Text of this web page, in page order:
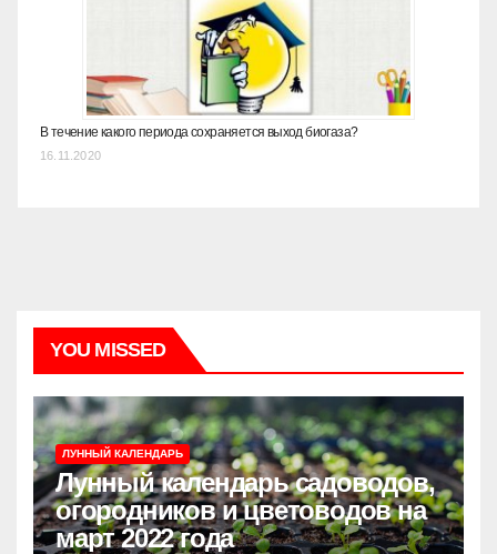
В течение какого периода сохраняется выход биогаза?
16.11.2020
YOU MISSED
ЛУННЫЙ КАЛЕНДАРЬ
Лунный календарь садоводов,
огородников и цветоводов на
март 2022 года